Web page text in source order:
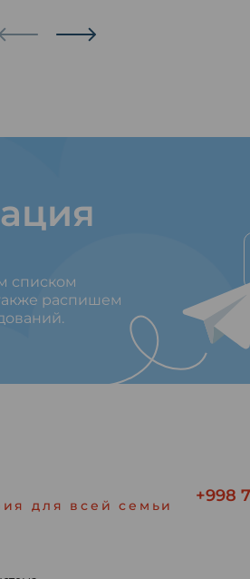
списком
распишем
для всей семьи +998